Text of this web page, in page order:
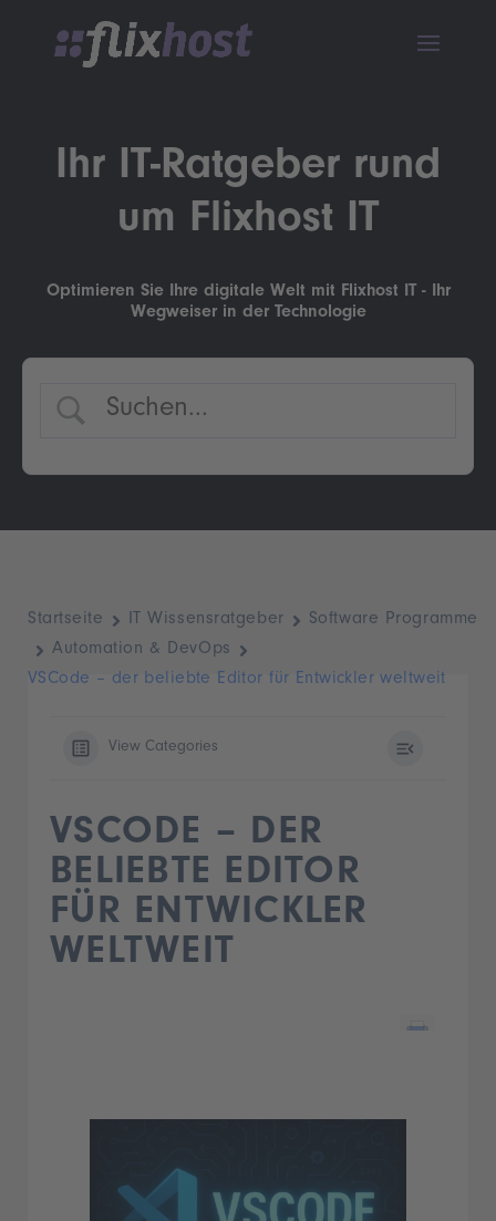
Ihr IT-Ratgeber rund
um Flixhost IT
Optimieren Sie Ihre digitale Welt mit Flixhost IT - Ihr
Wegweiser in der Technologie
Startseite IT Wissensratgeber
Software Programme
Automation & DevOps
VSCode – der beliebte Editor für Entwickler weltweit
View Categories
VSCODE – DER
BELIEBTE EDITOR
FÜR ENTWICKLER
WELTWEIT